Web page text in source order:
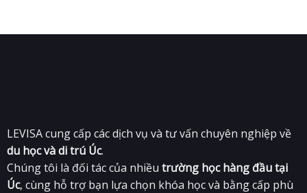
LEVISA cung cấp các dịch vụ và tư vấn chuyên nghiệp về
du học và di trú Úc.
Chúng tôi là đối tác của nhiều trường học hàng đầu tại
Úc, cùng hỗ trợ bạn lựa chọn khóa học và bằng cấp phù